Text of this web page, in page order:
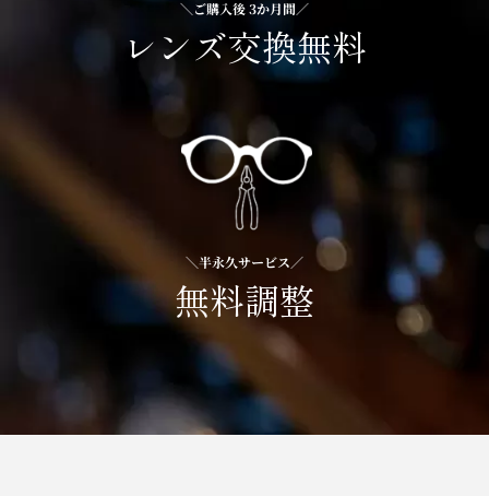
＼ご購入後 3か月間／
レンズ交換無料
＼半永久サービス／
無料調整